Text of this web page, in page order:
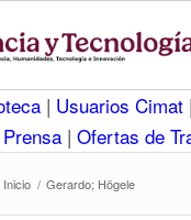
| Usuarios Cimat |
Prensa | Ofertas de
Inicio / Gerardo; Högele